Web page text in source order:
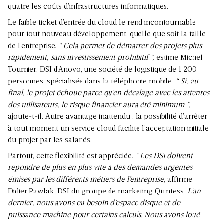
quatre les coûts d’infrastructures informatiques.
Le faible ticket d’entrée du cloud le rend incontournable
pour tout nouveau développement, quelle que soit la taille
de l’entreprise. “ Cela permet de démarrer des projets plus
rapidement, sans investissement prohibitif ”, estime Michel
Tournier, DSI d’Anovo, une société de logistique de 1 200
personnes, spécialisée dans la téléphonie mobile. “ Si, au
final, le projet échoue parce qu’en décalage avec les attentes
des utilisateurs, le risque financier aura été minimum ”,
ajoute-t-il. Autre avantage inattendu : la possibilité d’arrêter
à tout moment un service cloud facilite l’acceptation initiale
du projet par les salariés.
Partout, cette flexibilité est appréciée. “ Les DSI doivent
répondre de plus en plus vite à des demandes urgentes
émises par les différents métiers de l’entreprise, affirme
Didier Pawlak, DSI du groupe de marketing Quintess. L’an
dernier, nous avons eu besoin d’espace disque et de
puissance machine pour certains calculs. Nous avons loué